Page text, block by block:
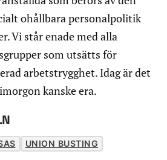
ohållbara personalpolitik
Vi står enade med alla
som utsätts för
arbetstrygghet. Idag är det
kanske era.
UNION BUSTING